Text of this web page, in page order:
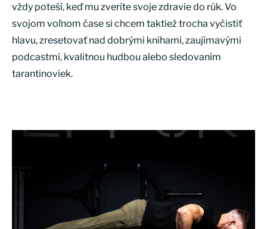
vždy poteší, keď mu zveríte svoje zdravie do rúk. Vo
svojom voľnom čase si chcem taktiež trocha vyčistiť
hlavu, zresetovať nad dobrými knihami, zaujímavými
podcastmi, kvalitnou hudbou alebo sledovaním
tarantinoviek.